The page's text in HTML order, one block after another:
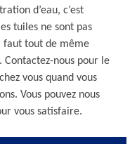
d’eau, c’est
tuiles ne sont pas
faut tout de même
nous pour le
vous quand vous
Vous pouvez nous
vous satisfaire.